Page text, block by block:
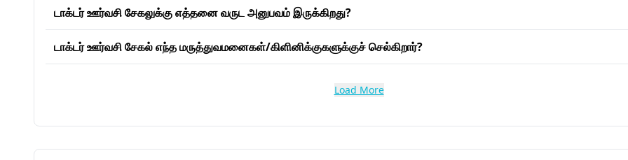
டாக்டர் ஊர்வசி சேகலுக்கு எத்தனை வருட அனுபவம் இருக்கிறது?
டாக்டர் ஊர்வசி சேகல் எந்த மருத்துவமனைகள்/கிளினிக்குகளுக்குச் செல்கிறார்?
Load More